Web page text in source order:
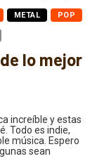
METAL POP
lo mejor
increíble y estas
Todo es indie,
música. Espero
sean